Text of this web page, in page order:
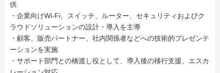
供
・企業向けWi-Fi、スイッチ、ルーター、セキュリティおよびク
ラウドソリューションの設計・導入を主導
・顧客、販売パートナー、社内関係者などへの技術的プレゼンテ
ーションを実施
・サポート部門との橋渡し役として、導入後の移行支援、エスカ